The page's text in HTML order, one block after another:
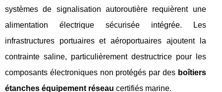
systèmes de signalisation autoroutière requièrent une
alimentation électrique sécurisée intégrée. Les
infrastructures portuaires et aéroportuaires ajoutent la
contrainte saline, particulièrement destructrice pour les
composants électroniques non protégés par des boîtiers
étanches équipement réseau certifiés marine.